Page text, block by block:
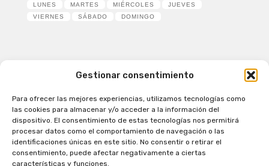
Gestionar consentimiento
Para ofrecer las mejores experiencias, utilizamos tecnologías como
las cookies para almacenar y/o acceder a la información del
dispositivo. El consentimiento de estas tecnologías nos permitirá
procesar datos como el comportamiento de navegación o las
identificaciones únicas en este sitio. No consentir o retirar el
consentimiento, puede afectar negativamente a ciertas
características y funciones.
LUNES MARTES MIÉRCOLES
JUEVES
VIERNES
SÁBADO DOMINGO
Patagual Radio Digital 2026 - Todos los derechos
reservados
la Radio de Verdad
Cobertura
Programación